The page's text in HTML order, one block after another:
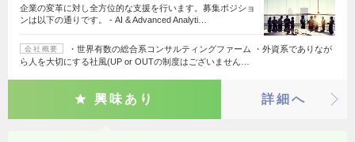
企業の変革に対し全方位的な支援を行います。募集ポジショ
ンは以下の通りです。 - AI & Advanced Analyti…
会社概要
・世界有数の総合系コンサルティングファーム ・外資系でありなが
ら人を大切にする社風(UP or OUTの制度はございません…
興味あり 詳細へ